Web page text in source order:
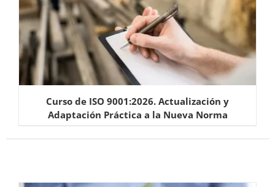
Curso de ISO 9001:2026. Actualización y
Adaptación Práctica a la Nueva Norma